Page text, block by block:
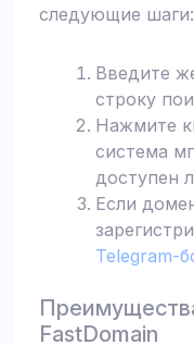
следующие шаги:
Введите
строку
Нажмите
система
доступен
Если
Telegram-
FastDomain